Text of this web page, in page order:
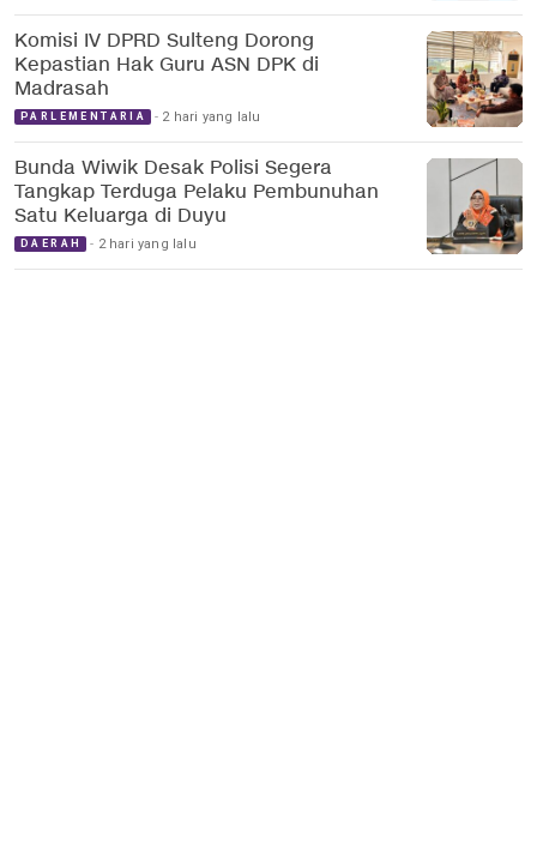
Komisi IV DPRD Sulteng Dorong
Kepastian Hak Guru ASN DPK di
Madrasah
PARLEMENTARIA 2 hari yang lalu
Bunda Wiwik Desak Polisi Segera
Tangkap Terduga Pelaku Pembunuhan
Satu Keluarga di Duyu
DAERAH 2 hari yang lalu